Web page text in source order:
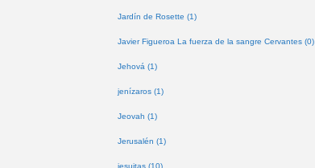
Jardín de Rosette (1)
Javier Figueroa La fuerza de la sangre Cervantes (0)
Jehová (1)
jenízaros (1)
Jeovah (1)
Jerusalén (1)
jesuitas (10)